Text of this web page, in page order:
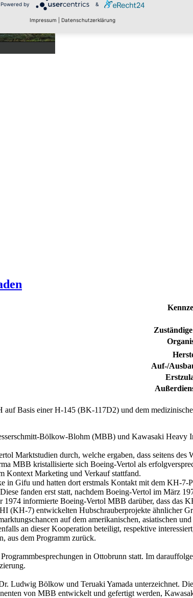
Auf-/
Basis einer H-145 (BK-117D2) und dem
Bölkow-Blohm (MBB) und Kawasaki Heavy
Marktstudien durch, welche ergaben, dass seitens des
MBB kristallisierte sich Boeing-Vertol als
Kontext Marketing und Verkauf stattfand.
Gifu und hatten dort erstmals Kontakt mit dem KH-7-
fanden erst statt, nachdem Boeing-Vertol im März
1974 informierte Boeing-Vertol MBB darüber, dass das
(KH-7) entwickelten Hubschrauberprojekte ähnlicher
auf dem amerikanischen, asiatischen
an dieser Kooperation beteiligt, respektive
aus dem Programm zurück.
in Ottobrunn statt. Im
Ludwig Bölkow und Teruaki Yamada unterzeichnet.
von MBB entwickelt und gefertigt werden,
Powered by &
Impressum Datenschutzerklärung